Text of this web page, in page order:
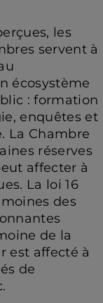
les
servent à
écosystème
: formation
enquêtes et
La Chambre
réserves
affecter à
La loi 16
des
de la
est affecté à
de